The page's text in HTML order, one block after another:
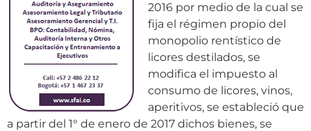
2016 por medio de la cual se
fija el régimen propio del
monopolio rentístico de
licores destilados, se
modifica el impuesto al
consumo de licores, vinos,
aperitivos, se estableció que
a partir del 1° de enero de 2017 dichos bienes, se